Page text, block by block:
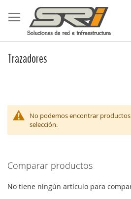
al
contenido
Trazadores
No podemos encontrar
selección.
Comparar productos
No tiene ningún artículo para